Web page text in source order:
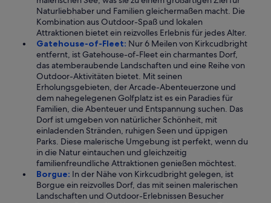
Naturliebhaber und Familien gleichermaßen macht. Die
Kombination aus Outdoor-Spaß und lokalen
Attraktionen bietet ein reizvolles Erlebnis für jedes Alter.
Gatehouse-of-Fleet: Nur 6 Meilen von Kirkcudbright
entfernt, ist Gatehouse-of-Fleet ein charmantes Dorf,
das atemberaubende Landschaften und eine Reihe von
Outdoor-Aktivitäten bietet. Mit seinen
Erholungsgebieten, der Arcade-Abenteuerzone und
dem nahegelegenen Golfplatz ist es ein Paradies für
Familien, die Abenteuer und Entspannung suchen. Das
Dorf ist umgeben von natürlicher Schönheit, mit
einladenden Stränden, ruhigen Seen und üppigen
Parks. Diese malerische Umgebung ist perfekt, wenn du
in die Natur eintauchen und gleichzeitig
familienfreundliche Attraktionen genießen möchtest.
Borgue: In der Nähe von Kirkcudbright gelegen, ist
Borgue ein reizvolles Dorf, das mit seinen malerischen
Landschaften und Outdoor-Erlebnissen Besucher